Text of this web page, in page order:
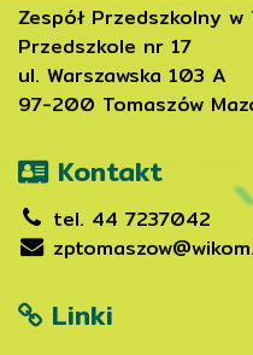
Zespół Przedszkolny w
Przedszkole nr 17
ul. Warszawska 103 A
97-200 Tomaszów
Kontakt
tel. 44 7237042
Linki